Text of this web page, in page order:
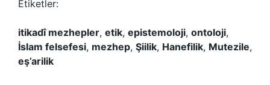
Etiketler:
itikadî mezhepler, etik, epistemoloji, ontoloji,
İslam felsefesi, mezhep, Şiilik, Hanefilik, Mutezile,
eş’arilik